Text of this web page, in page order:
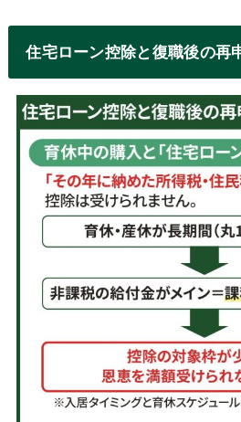
住宅ローン控除と復職後の再